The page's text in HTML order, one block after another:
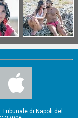
di Napoli del